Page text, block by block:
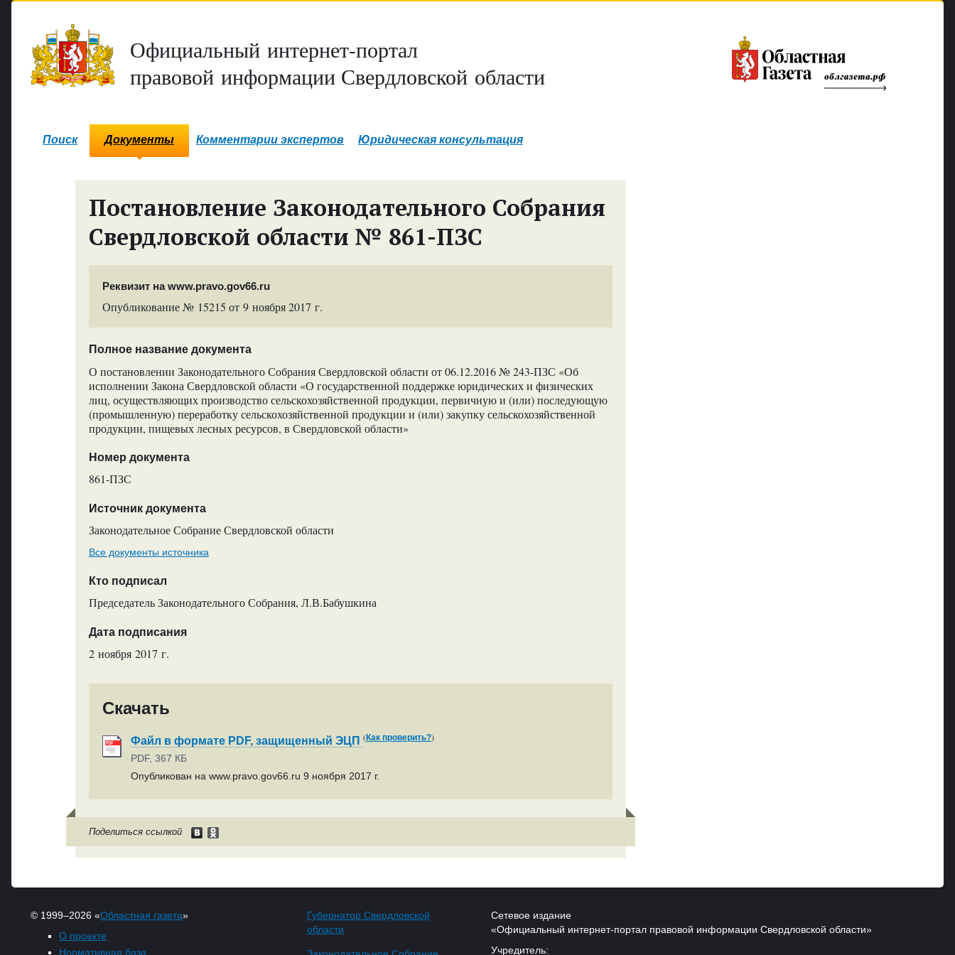
Официальный интернет-портал
правовой информации Свердловской области
Поиск Документы Комментарии экспертов Юридическая консультация
Постановление Законодательного Собрания
Свердловской области № 861-ПЗС
Реквизит на www.pravo.gov66.ru
Опубликование № 15215 от 9 ноября 2017 г.
Полное название документа
О постановлении Законодательного Собрания Свердловской области от 06.12.2016 № 243-ПЗС «Об
исполнении Закона Свердловской области «О государственной поддержке юридических и физических
лиц, осуществляющих производство сельскохозяйственной продукции, первичную и (или) последующую
(промышленную) переработку сельскохозяйственной продукции и (или) закупку сельскохозяйственной
продукции, пищевых лесных ресурсов, в Свердловской области»
Номер документа
861-ПЗС
Источник документа
Законодательное Собрание Свердловской области
Все документы источника
Кто подписал
Председатель Законодательного Собрания, Л.В.Бабушкина
Дата подписания
2 ноября 2017 г.
Скачать
Файл в формате PDF, защищенный ЭЦП (Как проверить?)
PDF, 367 КБ
Опубликован на www.pravo.gov66.ru 9 ноября 2017 г.
Поделиться ссылкой
© 1999–2026 «Областная газета»
О проекте
Нормативная база
Губернатор Свердловской
области
Сетевое издание
«Официальный интернет-портал правовой информации Свердловской области»
Учредитель: